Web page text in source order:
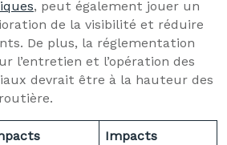
, peut également jouer un
de la visibilité et réduire
De plus, la réglementation
l’entretien et l’opération des
devrait être à la hauteur des
Impacts